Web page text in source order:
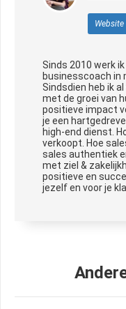
Website
Sinds 2010 werk
businesscoach in
Sindsdien heb ik
met de groei van
positieve impact
je een
high-end dienst.
verkoopt. Hoe
sales authentiek
met ziel &
positieve en
jezelf en voor je